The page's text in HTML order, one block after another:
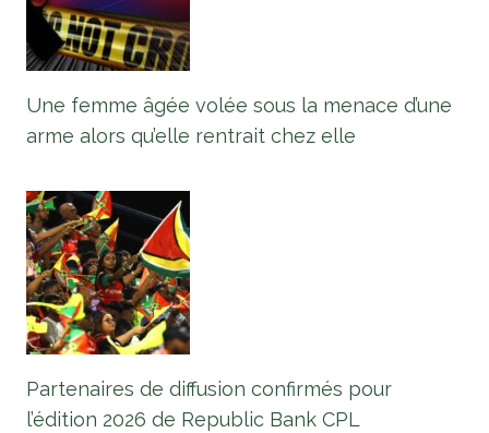
Une femme âgée volée sous la menace d’une
arme alors qu’elle rentrait chez elle
Partenaires de diffusion confirmés pour
l’édition 2026 de Republic Bank CPL